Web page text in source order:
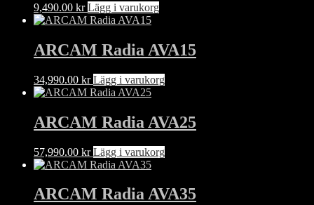
9,490.00 kr Lägg i varukorg
ARCAM Radia AVA15
34,990.00 kr Lägg i varukorg
ARCAM Radia AVA25
57,990.00 kr Lägg i varukorg
ARCAM Radia AVA35